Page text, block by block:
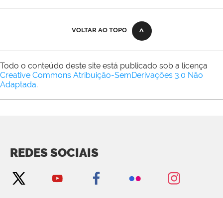
VOLTAR AO TOPO
Todo o conteúdo deste site está publicado sob a licença
Creative Commons Atribuição-SemDerivações 3.0 Não
Adaptada.
REDES SOCIAIS